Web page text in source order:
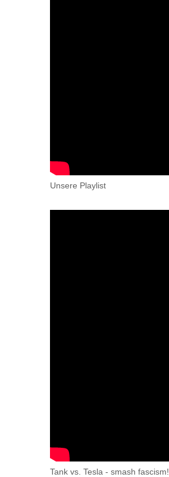
Unsere Playlist
Tank vs. Tesla - smash fascism!